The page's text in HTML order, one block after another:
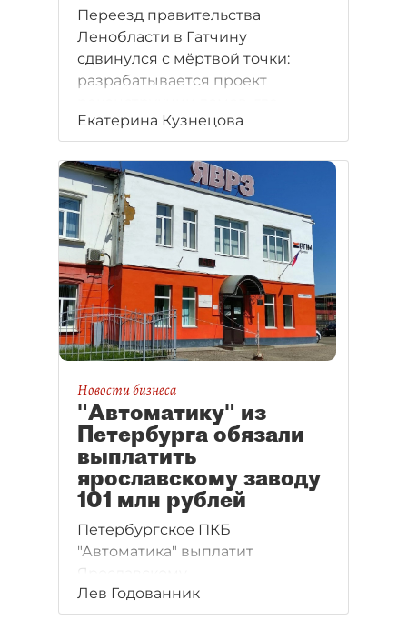
Переезд правительства
Ленобласти в Гатчину
сдвинулся с мёртвой точки:
разрабатывается проект
разместят часть комитетов.
Впрочем, пока речь идёт
об относительно небольшом
числе чиновников.
Екатерина Кузнецова
Новости бизнеса
"Автоматику" из
Петербурга обязали
выплатить
ярославскому заводу
101 млн рублей
Петербургское ПКБ
"Автоматика" выплатит
Ярославскому
вагоноремонтному заводу
Лев Годованник